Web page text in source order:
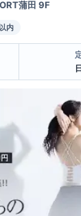
蒲田 9F
内